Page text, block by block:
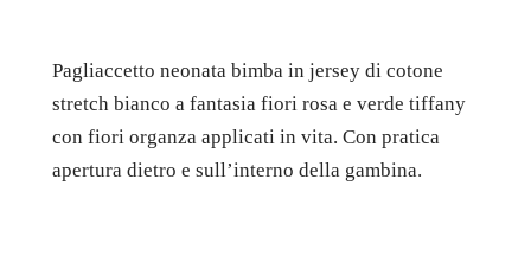
Pagliaccetto neonata bimba in jersey di cotone
stretch bianco a fantasia fiori rosa e verde tiffany
con fiori organza applicati in vita. Con pratica
apertura dietro e sull’interno della gambina.